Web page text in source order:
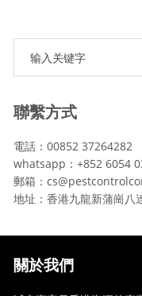
聯繫方式
電話：00852 37264282
whatsapp：+852 6054
郵箱：
地址：香港九龍新蒲崗八
關於我們